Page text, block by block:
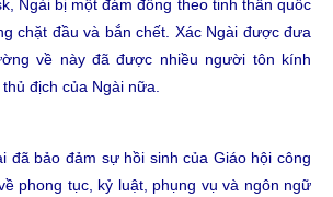
Ngài bị một đám đông theo tinh thần quốc
chặt đầu và bắn chết. Xác Ngài được đưa
về này đã được nhiều người tôn kính
địch của Ngài nữa.
đã bảo đảm sự hồi sinh của Giáo hội công
phong tục, kỷ luật, phụng vụ và ngôn ngữ